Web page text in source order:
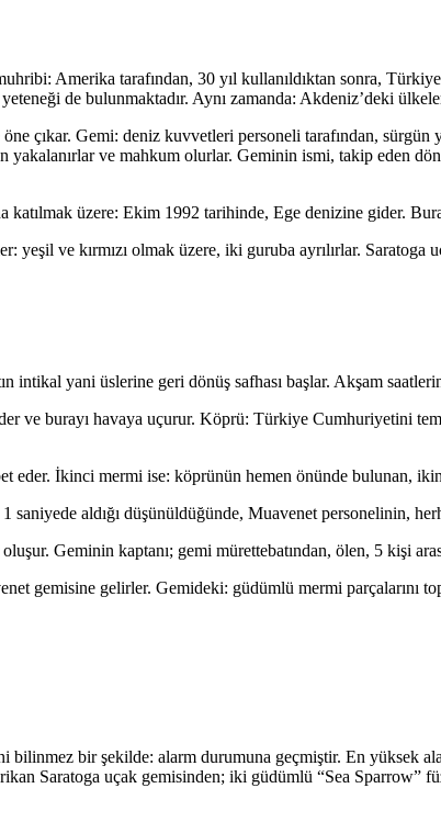
Amerika tarafından, 30 yıl kullanıldıktan sonra,
de bulunmaktadır. Aynı zamanda: Akdeniz’deki
çıkar. Gemi: deniz kuvvetleri personeli tarafından,
ve mahkum olurlar. Geminin ismi, takip eden
üzere: Ekim 1992 tarihinde, Ege denizine gider.
yeşil ve kırmızı olmak üzere, iki guruba ayrılırlar.
intikal yani üslerine geri dönüş safhası başlar. Akşam
ve burayı havaya uçurur. Köprü: Türkiye Cumhuriyetini
İkinci mermi ise: köprünün hemen önünde bulunan,
aldığı düşünüldüğünde, Muavenet personelinin,
Geminin kaptanı; gemi mürettebatından, ölen, 5 kişi
gemisine gelirler. Gemideki: güdümlü mermi parçalarını
bilinmez bir şekilde: alarm durumuna geçmiştir. En yüksek
Saratoga uçak gemisinden; iki güdümlü “Sea Sparrow”